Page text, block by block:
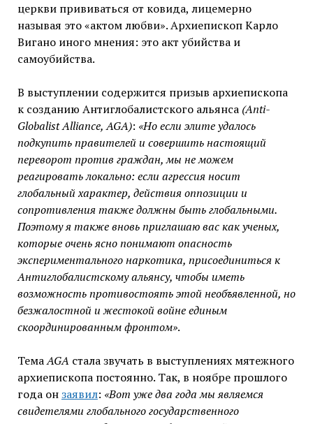
церкви прививаться от ковида, лицемерно
называя это «актом любви». Архиепископ Карло
Вигано иного мнения: это акт убийства и
самоубийства.
В выступлении содержится призыв архиепископа
к созданию Антиглобалистского альянса (Anti-
Globalist Alliance, AGA): «Но если элите удалось
подкупить правителей и совершить настоящий
переворот против граждан, мы не можем
реагировать локально: если агрессия носит
глобальный характер, действия оппозиции и
сопротивления также должны быть глобальными.
Поэтому я также вновь приглашаю вас как ученых,
которые очень ясно понимают опасность
экспериментального наркотика, присоединиться к
Антиглобалистскому альянсу, чтобы иметь
возможность противостоять этой необъявленной, но
безжалостной и жестокой войне единым
скоординированным фронтом».
ТемаAGA стала звучать в выступлениях мятежного
архиепископа постоянно. Так, в ноябре прошлого
года онзаявил: «Вот уже два года мы являемся
свидетелями глобального государственного